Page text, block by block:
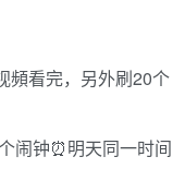
頻看完，另外刷20个
闹钟⏰明天同一时间